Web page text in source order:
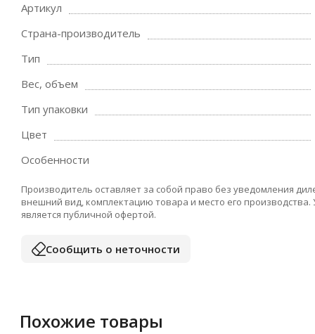
Артикул
Страна-производитель
Тип
Вес, объем
Тип упаковки
Цвет
Особенности
Производитель оставляет за собой право без уведомления
внешний вид, комплектацию товара и место его
является публичной офертой.
Сообщить о неточности
Похожие товары